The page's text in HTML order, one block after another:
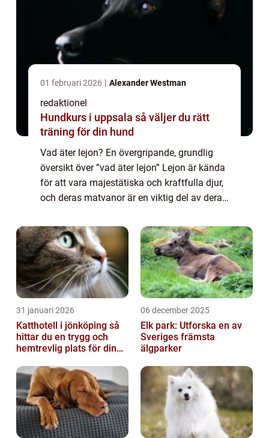
01 februari 2026 Alexander Westman
redaktionel
Hundkurs i uppsala så väljer du rätt
träning för din hund
Vad äter lejon? En övergripande, grundlig
översikt över ”vad äter lejon” Lejon är kända
för att vara majestätiska och kraftfulla djur,
och deras matvanor är en viktig del av deras
roofdjur och int...
31 januari 2026
Katthotell i jönköping så
hittar du en trygg och
hemtrevlig plats för din
06 december 2025
Elk park: Utforska en av
Sveriges främsta
älgparker